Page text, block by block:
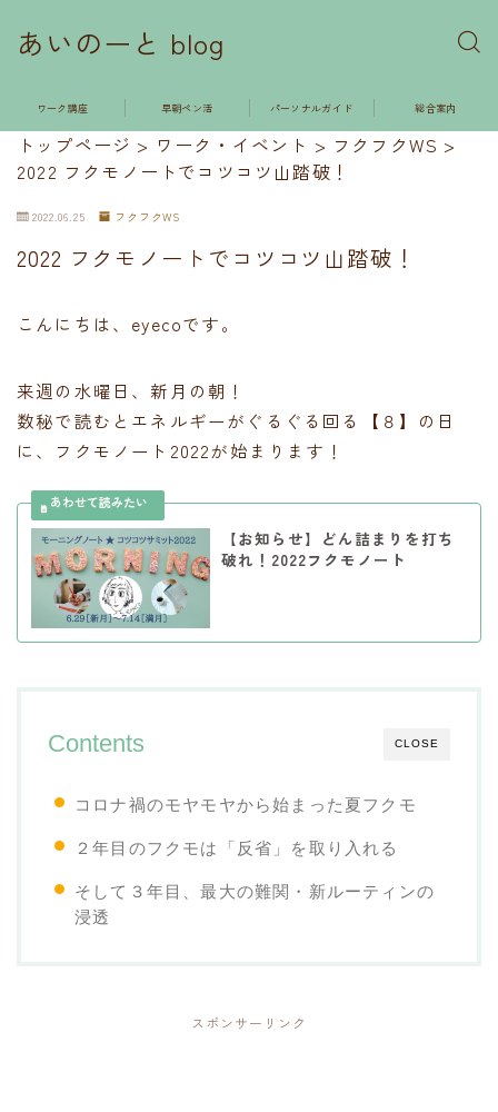
あいのーと blog
ワーク講座 早朝ペン活 パーソナルガイド 総合案内
トップページ > ワーク・イベント > フクフクWS >
2022 フクモノートでコツコツ山踏破！
2022.06.25 フクフクWS
2022 フクモノートでコツコツ山踏破！
こんにちは、eyecoです。
来週の水曜日、新月の朝！
数秘で読むとエネルギーがぐるぐる回る【８】の日
に、フクモノート2022が始まります！
【お知らせ】どん詰まりを打ち
破れ！2022フクモノート
CLOSE
Contents
コロナ禍のモヤモヤから始まった夏フクモ
２年目のフクモは「反省」を取り入れる
そして３年目、最大の難関・新ルーティンの
浸透
スポンサーリンク